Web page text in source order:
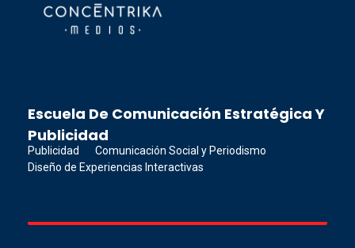
Escuela De Comunicación Estratégica Y
Publicidad
Publicidad
Comunicación Social y Periodismo
Diseño de Experiencias Interactivas